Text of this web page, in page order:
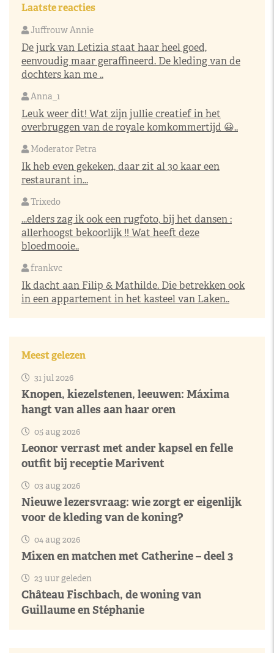
Laatste reacties
Juffrouw Annie
De jurk van Letizia staat haar heel goed,
eenvoudig maar geraffineerd. De kleding van de
dochters kan me ..
Anna_1
Leuk weer dit! Wat zijn jullie creatief in het
overbruggen van de royale komkommertijd 😀..
Moderator Petra
Ik heb even gekeken, daar zit al 30 kaar een
restaurant in...
Trixedo
...elders zag ik ook een rugfoto, bij het dansen :
allerhoogst bekoorlijk !! Wat heeft deze
bloedmooie..
frankvc
Ik dacht aan Filip & Mathilde. Die betrekken ook
in een appartement in het kasteel van Laken..
Meest gelezen
31 jul 2026
Knopen, kiezelstenen, leeuwen: Máxima
hangt van alles aan haar oren
05 aug 2026
Leonor verrast met ander kapsel en felle
outfit bij receptie Marivent
03 aug 2026
Nieuwe lezersvraag: wie zorgt er eigenlijk
voor de kleding van de koning?
04 aug 2026
Mixen en matchen met Catherine – deel 3
23 uur geleden
Château Fischbach, de woning van
Guillaume en Stéphanie